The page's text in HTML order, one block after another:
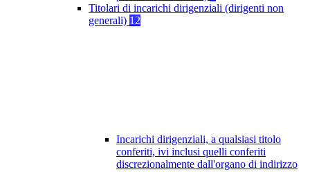
Titolari di incarichi dirigenziali (dirigenti non
generali) 12
Incarichi dirigenziali, a qualsiasi titolo
conferiti, ivi inclusi quelli conferiti
discrezionalmente dall'organo di indirizzo